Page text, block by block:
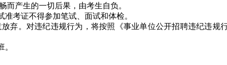
产生的一切后果，由考生自负。
考证不得参加笔试、面试和体检。
弃。对违纪违规行为，将按照《事业单位公开招聘违纪违规